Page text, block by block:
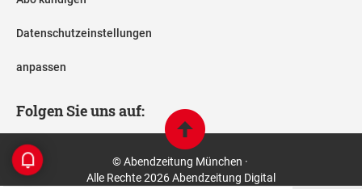
Datenschutzeinstellungen
anpassen
Folgen Sie uns auf:
© Abendzeitung München ·
Alle Rechte 2026 Abendzeitung Digital